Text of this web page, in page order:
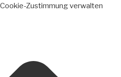
Cookie-Zustimmung verwalten